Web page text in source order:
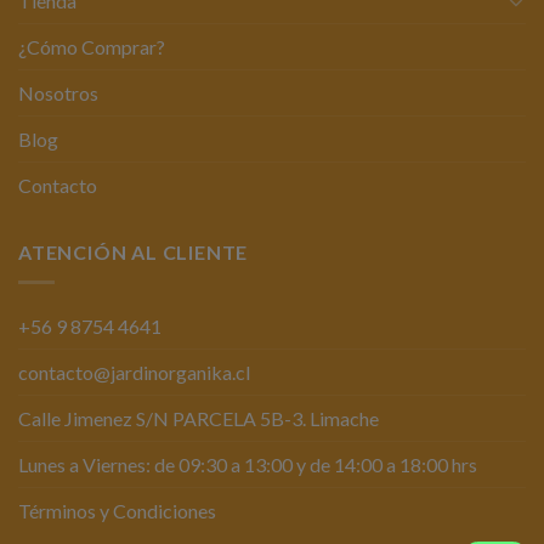
¿Cómo Comprar?
Nosotros
Blog
Contacto
ATENCIÓN AL CLIENTE
+56 9 8754 4641
contacto@jardinorganika.cl
Calle Jimenez S/N PARCELA 5B-3. Limache
Lunes a Viernes: de 09:30 a 13:00 y de 14:00 a 18:00 hrs
Términos y Condiciones